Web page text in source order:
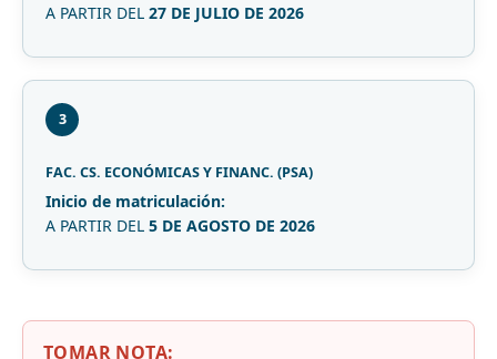
A PARTIR DEL 27 DE JULIO DE 2026
3
FAC. CS. ECONÓMICAS Y FINANC. (PSA)
Inicio de matriculación:
A PARTIR DEL 5 DE AGOSTO DE 2026
TOMAR NOTA: